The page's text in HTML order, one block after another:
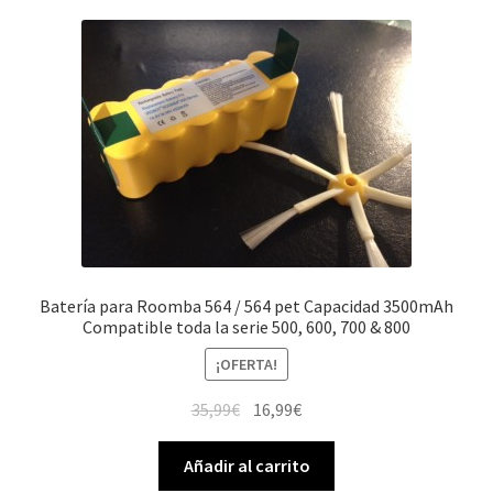
Batería para Roomba 564 / 564 pet Capacidad 3500mAh
Compatible toda la serie 500, 600, 700 & 800
¡OFERTA!
35,99€ El
original
16,99€El
actual
Añadir al carrito